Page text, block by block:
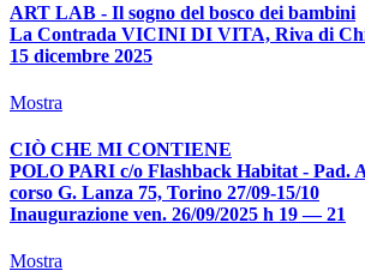
ART LAB - Il sogno del bosco dei bambini
La Contrada VICINI DI VITA, Riva di
15 dicembre 2025
Mostra
CIÒ CHE MI CONTIENE
POLO PARI c/o Flashback Habitat - Pad.
corso G. Lanza 75, Torino 27/09-15/10
Inaugurazione ven. 26/09/2025 h 19 — 21
Mostra